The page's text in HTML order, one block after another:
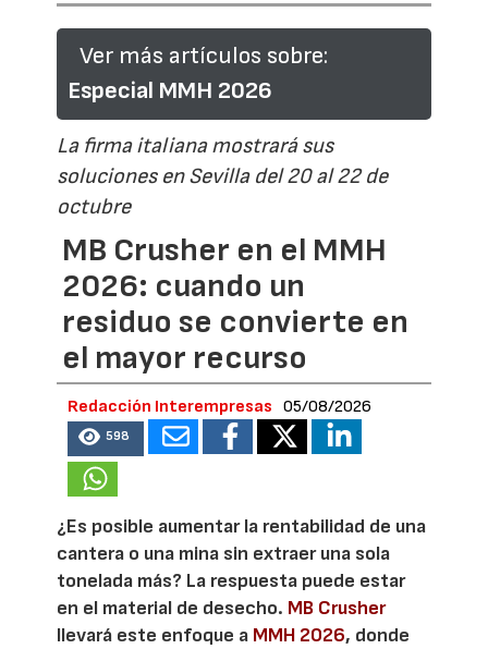
Ver más artículos sobre:
Especial MMH 2026
La firma italiana mostrará sus
soluciones en Sevilla del 20 al 22 de
octubre
MB Crusher en el MMH
2026: cuando un
residuo se convierte en
el mayor recurso
Redacción Interempresas 05/08/2026
598
¿Es posible aumentar la rentabilidad de una
cantera o una mina sin extraer una sola
tonelada más? La respuesta puede estar
en el material de desecho. MB Crusher
llevará este enfoque a MMH 2026, donde